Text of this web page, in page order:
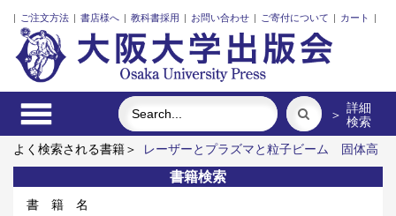
| ご注文方法 | 書店様へ | 教科書採用 | お問い合わせ | ご寄付について | カート |
＞ 詳細
検索
よく検索される書籍＞
レーザーとプラズマと粒子ビーム
固体高
分子形燃料電池要素材料・水素貯蔵材料の知的設計
明治・大
正・昭和の細菌学者たち
リスク意思決定論
近代日本における
企業家の諸系譜
書籍検索
書 籍 名